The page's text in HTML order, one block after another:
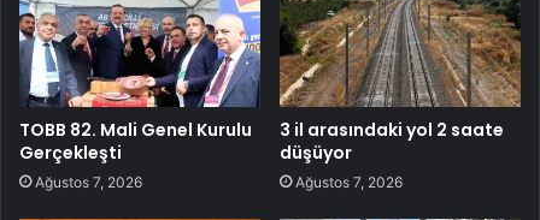
TOBB 82. Mali Genel Kurulu
Gerçekleşti
Ağustos 7, 2026
3 il arasındaki yol 2 saate
düşüyor
Ağustos 7, 2026